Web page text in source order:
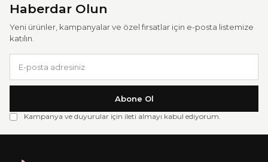
Haberdar Olun
Yeni ürünler, kampanyalar ve özel fırsatlar için e-posta listemize
katılın.
Abone Ol
Kampanya ve duyurular için ileti almayı kabul ediyorum.